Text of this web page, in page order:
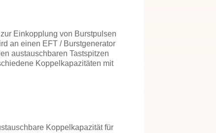
Einkopplung von Burstpulsen
an einen EFT / Burstgenerator
austauschbaren Tastspitzen
Koppelkapazitäten mit
Koppelkapazität für